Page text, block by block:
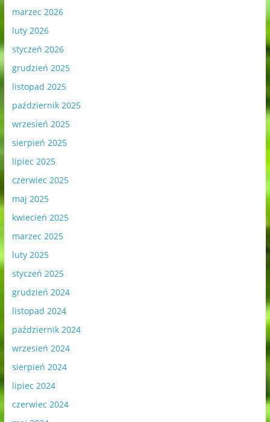
marzec 2026
luty 2026
styczeń 2026
grudzień 2025
listopad 2025
październik 2025
wrzesień 2025
sierpień 2025
lipiec 2025
czerwiec 2025
maj 2025
kwiecień 2025
marzec 2025
luty 2025
styczeń 2025
grudzień 2024
listopad 2024
październik 2024
wrzesień 2024
sierpień 2024
lipiec 2024
czerwiec 2024